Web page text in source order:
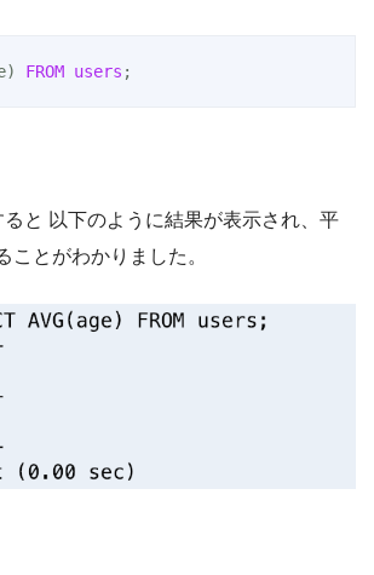
FROM users ;
と 以下のように結果が表示され、平
ことがわかりました。